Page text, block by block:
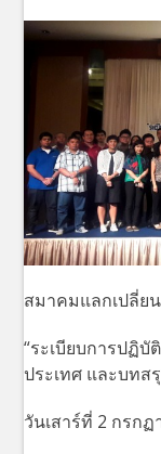
สมาคมแลกเปลี่ย
“ระเบียบการปฏิบั
ประเทศ และบทส
วันเสาร์ที่ 2 กรกฏ